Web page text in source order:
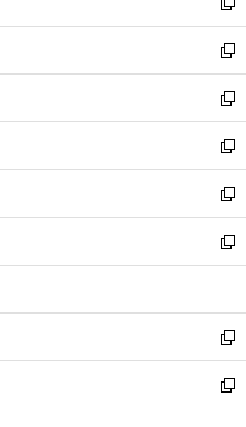
開
く
ウ
で
開
く
ィ
ン
ド
ウ
で
開
く
い
ウ
ィ
ン
ド
ウ
で
開
く
新
し
い
ウ
ィ
ン
ド
ウ
で
開
く
新
し
い
ウ
ィ
ン
ド
ウ
で
開
新
し
い
ウ
ィ
ン
ド
ウ
開
く
新
し
い
ウ
ィ
ン
ウ
で
開
く
新
し
い
ウ
ン
ド
ウ
で
新
し
ウ
ィ
ン
ド
新
し
い
新